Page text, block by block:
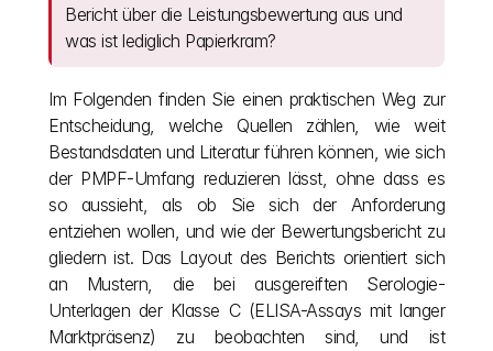
Bericht über die Leistungsbewertung aus und
was ist lediglich Papierkram?
Im Folgenden finden Sie einen praktischen Weg zur
Entscheidung, welche Quellen zählen, wie weit
Bestandsdaten und Literatur führen können, wie sich
der PMPF-Umfang reduzieren lässt, ohne dass es
so aussieht, als ob Sie sich der Anforderung
entziehen wollen, und wie der Bewertungsbericht zu
gliedern ist. Das Layout des Berichts orientiert sich
an Mustern, die bei ausgereiften Serologie-
Unterlagen der Klasse C (ELISA-Assays mit langer
Marktpräsenz) zu beobachten sind, und ist